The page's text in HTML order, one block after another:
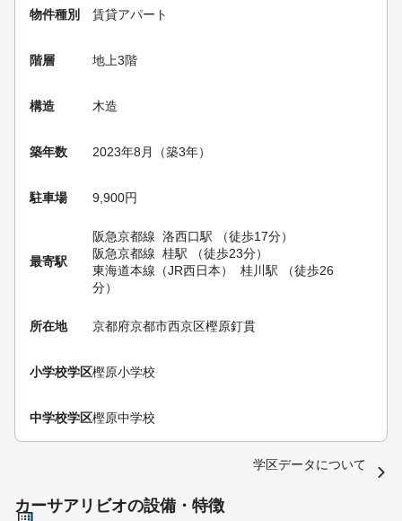
物件種別 賃貸アパート
階層 地上3階
構造 木造
築年数 2023年8月（築3年）
駐車場 9,900円
最寄駅
阪急京都線 洛西口駅 （徒歩17分）
阪急京都線 桂駅 （徒歩23分）
東海道本線（JR西日本）
桂川駅 （徒歩26
分）
所在地 京都府京都市西京区樫原釘貫
小学校学区樫原小学校
中学校学区樫原中学校
学区データについて
カーサアリビオの設備・特徴